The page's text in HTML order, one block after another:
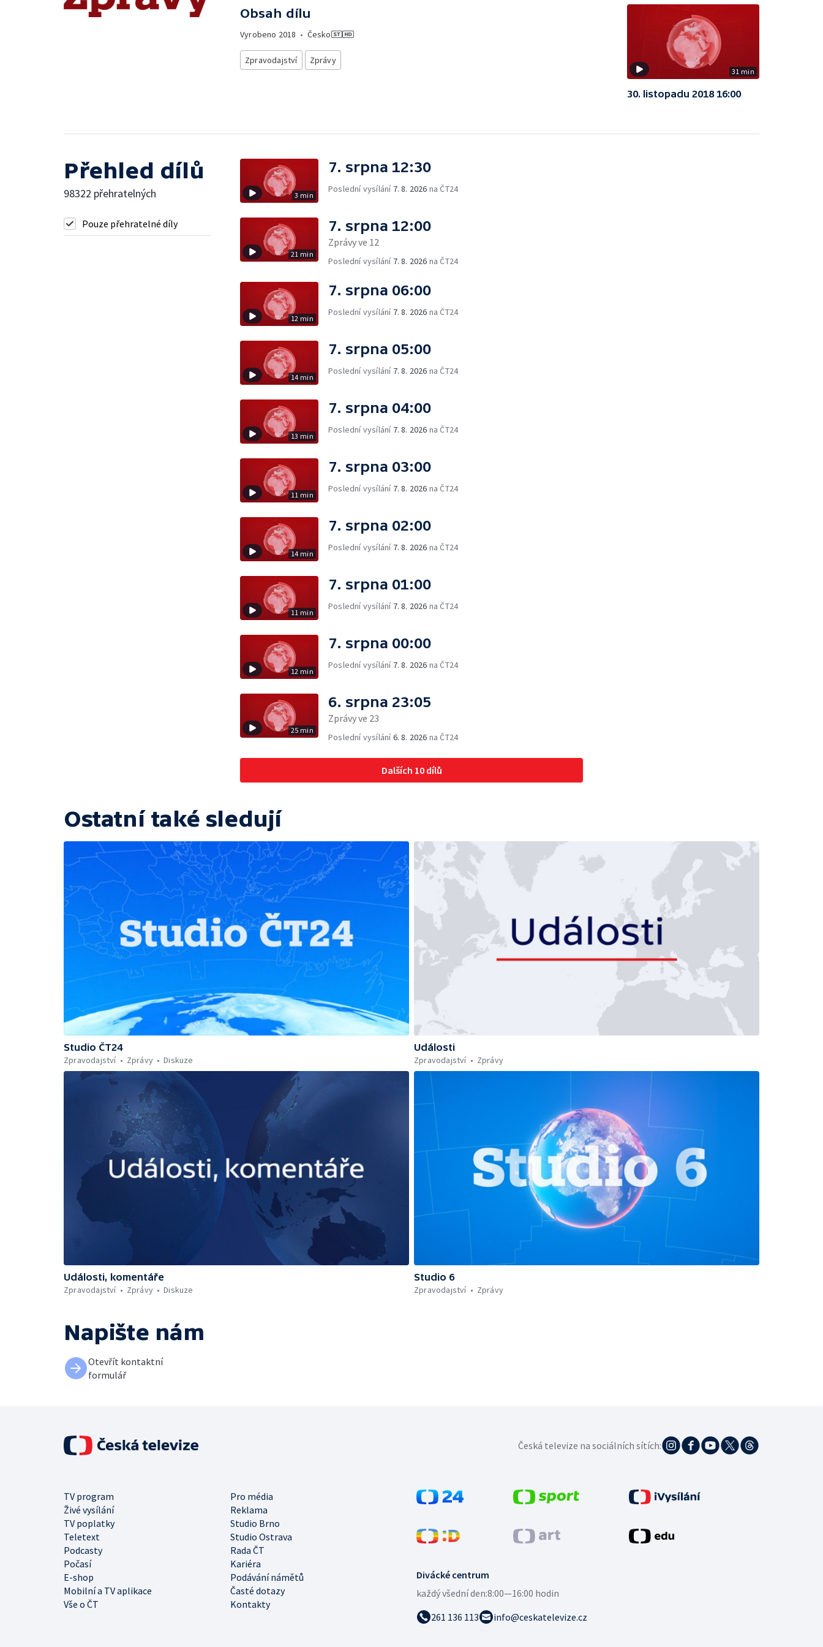
Obsah dílu
Vyrobeno 2018 • Česko
Zpravodajství Zprávy
31 min
30. listopadu 2018 16:00
Přehled dílů
98322 přehratelných
Pouze přehratelné díly
3 min
7. srpna 12:30
Poslední vysílání 7. 8. 2026 na ČT24
21 min
7. srpna 12:00
Zprávy ve 12
Poslední vysílání 7. 8. 2026 na ČT24
12 min
7. srpna 06:00
Poslední vysílání 7. 8. 2026 na ČT24
14 min
7. srpna 05:00
Poslední vysílání 7. 8. 2026 na ČT24
13 min
7. srpna 04:00
Poslední vysílání 7. 8. 2026 na ČT24
11 min
7. srpna 03:00
Poslední vysílání 7. 8. 2026 na ČT24
14 min
7. srpna 02:00
Poslední vysílání 7. 8. 2026 na ČT24
11 min
7. srpna 01:00
Poslední vysílání 7. 8. 2026 na ČT24
12 min
7. srpna 00:00
Poslední vysílání 7. 8. 2026 na ČT24
25 min
6. srpna 23:05
Zprávy ve 23
Poslední vysílání6. 8. 2026 na ČT24
Dalších 10 dílů
Ostatní také sledují
Studio ČT24
Zpravodajství
Zprávy Diskuze
Události
Zpravodajství
Zprávy
Události, komentáře
Zpravodajství
Zprávy Diskuze
Studio 6
Zpravodajství
Zprávy
Napište nám
Otevřít kontaktní
formulář
Divácké centrum
každý všední den:8:00—16:00 hodin
261 136 113
info@ceskatelevize.cz
TV program
Pro média
Živé vysílání
Reklama
TV poplatky
Studio Brno
Teletext
Studio Ostrava
Podcasty
Rada ČT
Počasí
Kariéra
E-shop
Podávání námětů
Mobilní a TV aplikace
Časté dotazy
Vše o ČT
Kontakty
Česká televize na sociálních sítích: